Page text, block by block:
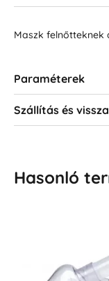
Maszk felnőtteknek
Paraméterek
Szállítás és
Hasonló